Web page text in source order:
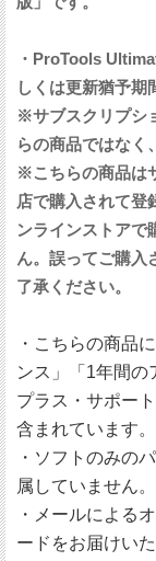
・ProTools
しくは更新猶予期
※サブスクリプシ
らの商品ではなく
※こちらの商品は
店で購入されて登
ンラインストアで
ん。誤ってご購入
了承ください。
・こちらの商品
ンス」「1年間の
プラス・サポー
含まれています。
・ソフトのみの
属していません。
・メールによる
ードをお届けいた